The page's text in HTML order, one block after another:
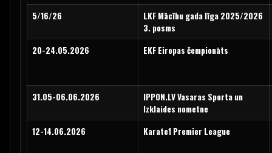
5/16/26
LKF Mācību gada līga 2025/2026
3. posms
20-24.05.2026
EKF Eiropas čempionāts
31.05-06.06.2026
IPPON.LV Vasaras Sporta un
Izklaides nometne
12-14.06.2026
Karate1 Premier League